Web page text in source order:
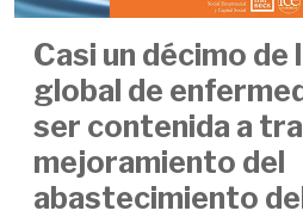
Casi un décimo de
global de
ser contenida a
mejoramiento del
abastecimiento